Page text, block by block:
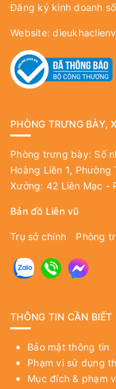
Đăng ký kinh doanh
Website:
PHÒNG TRƯNG BÀY,
Phòng trưng bày: Số
Hoàng Liên 1,
Xưởng: 42 Liên Mạc -
Bản đồ Liên vũ
Trụ sở chính Phòng
THÔNG TIN CẦN BIẾT
Bảo mật thông tin
Phạm vi sử dụng
Mục đích & phạm